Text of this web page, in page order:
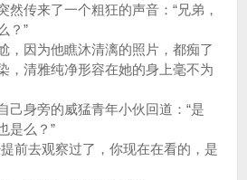
传来了一个粗狂的声音：“兄弟，
？”
因为他瞧沐清漓的照片，都痴了
，清雅纯净形容在她的身上毫不为
身旁的威猛青年小伙回道：“是
是么？”
去观察过了，你现在在看的，是